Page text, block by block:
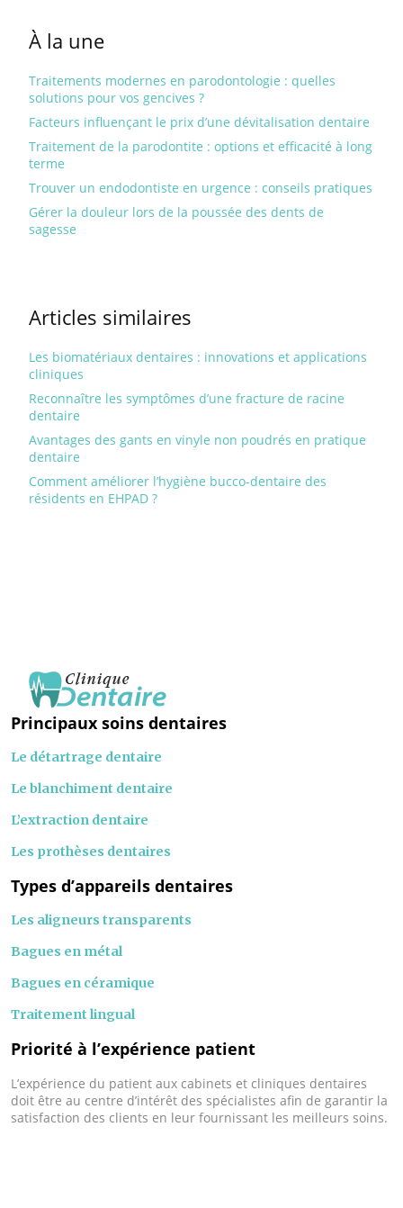
À la une
Traitements modernes en parodontologie : quelles
solutions pour vos gencives ?
Facteurs influençant le prix d’une dévitalisation dentaire
Traitement de la parodontite : options et efficacité à long
terme
Trouver un endodontiste en urgence : conseils pratiques
Gérer la douleur lors de la poussée des dents de
sagesse
Articles similaires
Les biomatériaux dentaires : innovations et applications
cliniques
Reconnaître les symptômes d’une fracture de racine
dentaire
Avantages des gants en vinyle non poudrés en pratique
dentaire
Comment améliorer l’hygiène bucco-dentaire des
résidents en EHPAD ?
Principaux soins dentaires
Le détartrage dentaire
Le blanchiment dentaire
L’extraction dentaire
Les prothèses dentaires
Types d’appareils dentaires
Les aligneurs transparents
Bagues en métal
Bagues en céramique
Traitement lingual
Priorité à l’expérience patient
L’expérience du patient aux cabinets et cliniques dentaires
doit être au centre d’intérêt des spécialistes afin de garantir la
satisfaction des clients en leur fournissant les meilleurs soins.